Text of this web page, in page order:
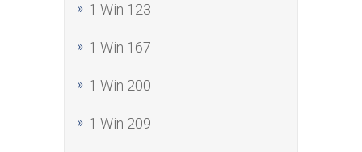
1 Win 123
1 Win 167
1 Win 200
1 Win 209